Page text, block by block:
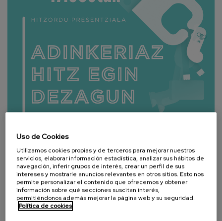
Eventos
Noticias
Canal de denuncias
Uso de Cookies
Utilizamos cookies propias y de terceros para mejorar nuestros
servicios, elaborar información estadística, analizar sus hábitos de
navegación, inferir grupos de interés, crear un perfil de sus
intereses y mostrarle anuncios relevantes en otros sitios. Esto nos
permite personalizar el contenido que ofrecemos y obtener
información sobre qué secciones suscitan interés,
permitiéndonos además mejorar la página web y su seguridad.
Política de cookies